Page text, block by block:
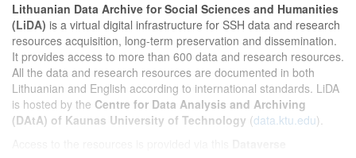
Lithuanian Data Archive for Social Sciences and Humanities
(LiDA) is a virtual digital infrastructure for SSH data and research
resources acquisition, long-term preservation and dissemination.
It provides access to more than 600 data and research resources.
All the data and research resources are documented in both
Lithuanian and English according to international standards. LiDA
is hosted by the Centre for Data Analysis and Archiving
(DAtA) of Kaunas University of Technology (data.ktu.edu).